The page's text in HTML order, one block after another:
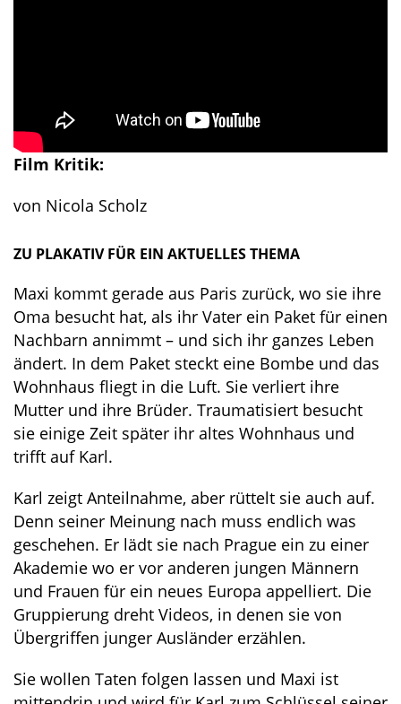
Film Kritik:
von Nicola Scholz
ZU PLAKATIV FÜR EIN AKTUELLES THEMA
Maxi kommt gerade aus Paris zurück, wo sie ihre
Oma besucht hat, als ihr Vater ein Paket für einen
Nachbarn annimmt – und sich ihr ganzes Leben
ändert. In dem Paket steckt eine Bombe und das
Wohnhaus fliegt in die Luft. Sie verliert ihre
Mutter und ihre Brüder. Traumatisiert besucht
sie einige Zeit später ihr altes Wohnhaus und
trifft auf Karl.
Karl zeigt Anteilnahme, aber rüttelt sie auch auf.
Denn seiner Meinung nach muss endlich was
geschehen. Er lädt sie nach Prague ein zu einer
Akademie wo er vor anderen jungen Männern
und Frauen für ein neues Europa appelliert. Die
Gruppierung dreht Videos, in denen sie von
Übergriffen junger Ausländer erzählen.
Sie wollen Taten folgen lassen und Maxi ist